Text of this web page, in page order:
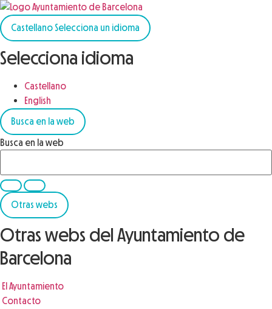
Castellano Selecciona un idioma
Selecciona idioma
Castellano
English
Busca en la web
Busca en la web
Otras webs
Otras webs del Ayuntamiento de
Barcelona
El Ayuntamiento
Contacto